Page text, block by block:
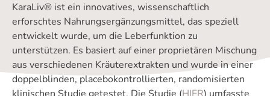
KaraLiv® ist ein innovatives, wissenschaftlich
erforschtes Nahrungsergänzungsmittel, das speziell
entwickelt wurde, um die Leberfunktion zu
unterstützen. Es basiert auf einer proprietären Mischung
aus verschiedenen Kräuterextrakten und wurde in einer
doppelblinden, placebokontrollierten, randomisierten